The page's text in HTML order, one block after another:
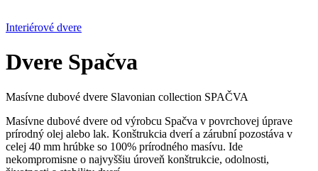
Interiérové dvere
Dvere Spačva
Masívne dubové dvere Slavonian collection SPAČVA
Masívne dubové dvere od výrobcu Spačva v povrchovej úprave
prírodný olej alebo lak. Konštrukcia dverí a zárubní pozostáva v
celej 40 mm hrúbke so 100% prírodného masívu. Ide
nekompromisne o najvyššiu úroveň konštrukcie, odolnosti,